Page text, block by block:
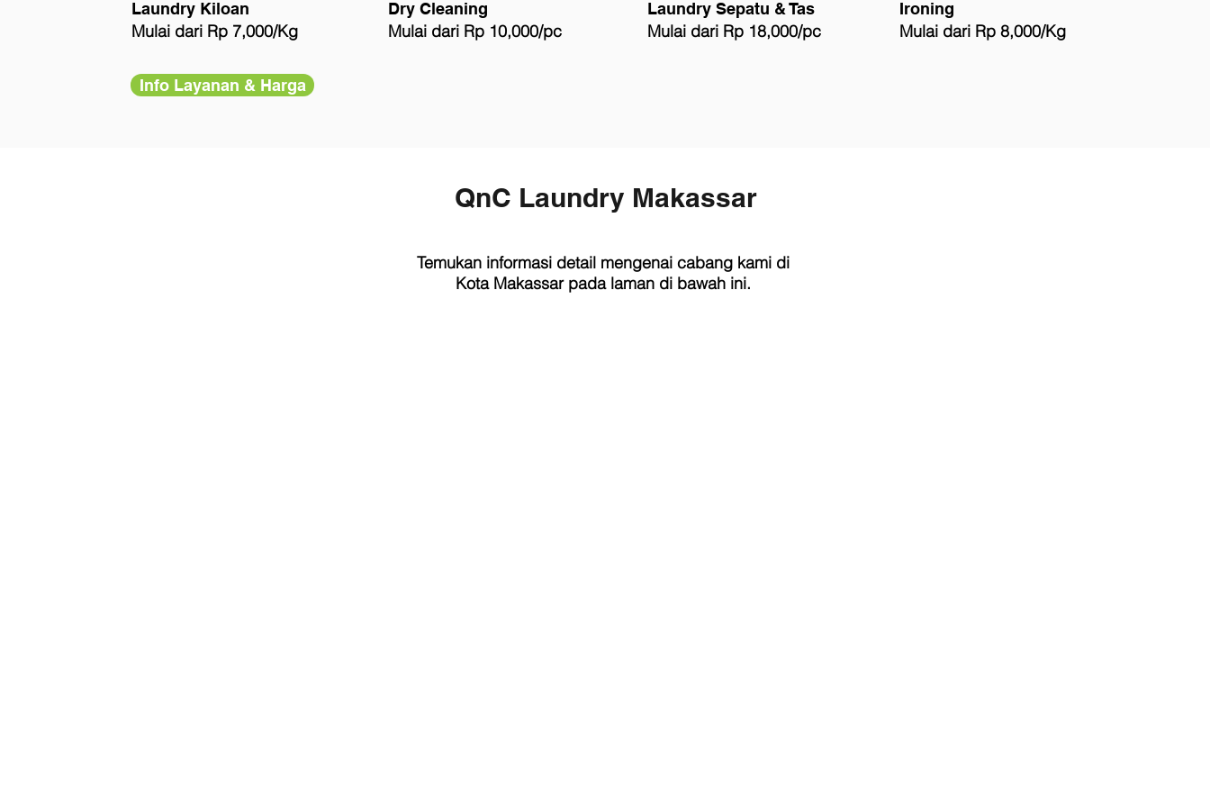
Laundry Kiloan
Mulai dari Rp 7,000/Kg
Dry Cleaning
Mulai dari Rp 10,000/pc
Laundry Sepatu & Tas
Mulai dari Rp 18,000/pc
Ironing
Mulai dari Rp 8,000/Kg
Info Layanan & Harga
QnC Laundry Makassar
Temukan informasi detail mengenai cabang kami di
Kota Makassar pada laman di bawah ini.